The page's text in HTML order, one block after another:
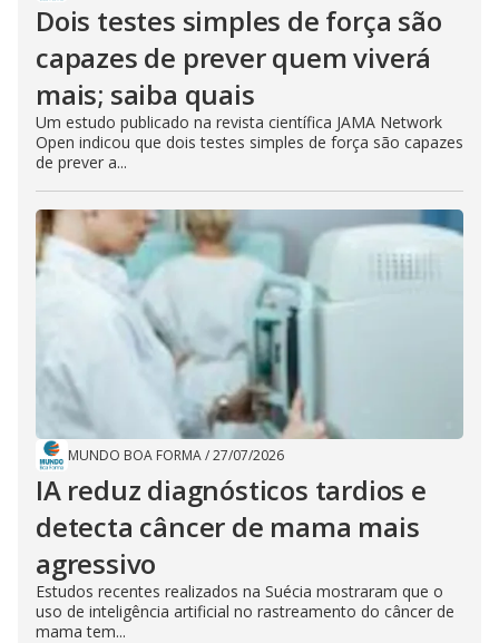
Dois testes simples de força são
capazes de prever quem viverá
mais; saiba quais
Um estudo publicado na revista científica JAMA Network
Open indicou que dois testes simples de força são capazes
de prever a...
MUNDO BOA FORMA/27/07/2026
IA reduz diagnósticos tardios e
detecta câncer de mama mais
agressivo
Estudos recentes realizados na Suécia mostraram que o
uso de inteligência artificial no rastreamento do câncer de
mama tem...